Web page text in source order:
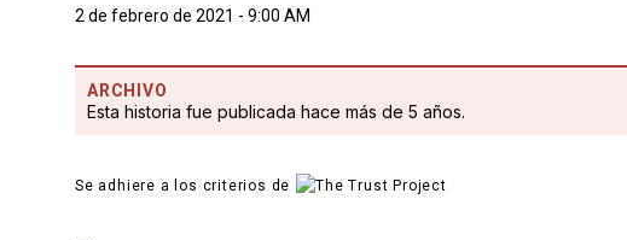
2 de febrero de 2021 - 9:00 AM
ARCHIVO
Esta historia fue publicada hace más de 5 años.
Se adhiere a los criterios de